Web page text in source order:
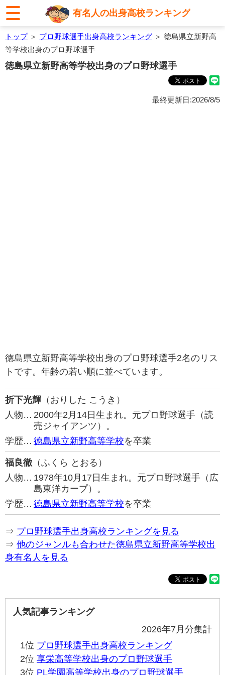
有名人の出身高校ランキング
トップ＞ プロ野球選手出身高校ランキング ＞ 徳島県立新野高
等学校出身のプロ野球選手
徳島県立新野高等学校出身のプロ野球選手
最終更新日:2026/8/5
徳島県立新野高等学校出身のプロ野球選手2名のリス
トです。年齢の若い順に並べています。
折下光輝 （おりした こうき）
人物… 2000年2月14日生まれ。元プロ野球選手（読
売ジャイアンツ）。
学歴… 徳島県立新野高等学校を卒業
福良徹 （ふくら とおる）
人物… 1978年10月17日生まれ。元プロ野球選手（広
島東洋カープ）。
学歴… 徳島県立新野高等学校を卒業
⇒ プロ野球選手出身高校ランキングを見る
⇒ 他のジャンルも合わせた徳島県立新野高等学校出
身有名人を見る
人気記事ランキング
2026年7月分集計
1位 プロ野球選手出身高校ランキング
2位 享栄高等学校出身のプロ野球選手
3位 PL学園高等学校出身のプロ野球選手